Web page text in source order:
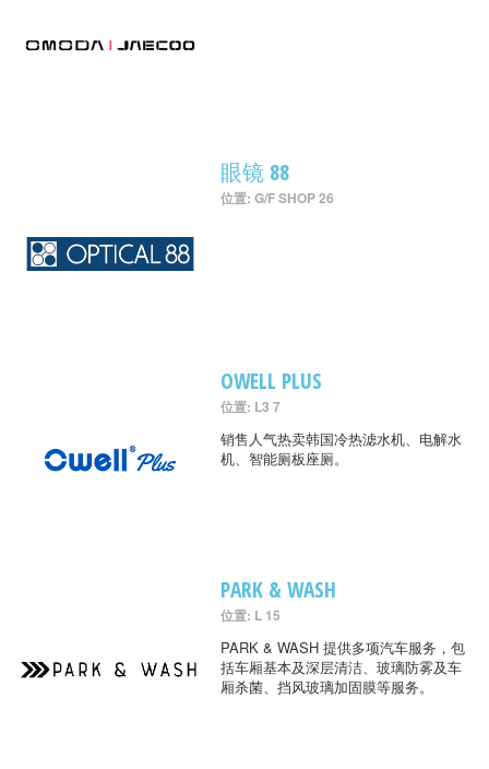
眼镜 88
位置: G/F SHOP 26
OWELL PLUS
位置: L3 7
销售人气热卖韩国冷热滤水机、电解水
机、智能厕板座厕。
PARK & WASH
位置: L 15
PARK & WASH 提供多项汽车服务，包
括车厢基本及深层清洁、玻璃防雾及车
厢杀菌、挡风玻璃加固膜等服务。